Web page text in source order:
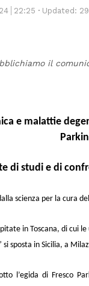
22:25
Updated:
il
e malattie
di studi e di
scienza per la cura
in Toscana, di cui
si sposta in Sicilia, a
l’egida di Fresco